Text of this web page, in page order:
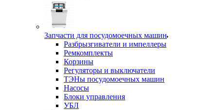
Запчасти для посудомоечных машин
Разбрызгиватели и импеллеры
Ремкомплекты
Корзины
Регуляторы и выключатели
ТЭНы посудомоечных машин
Насосы
Блоки управления
УБЛ